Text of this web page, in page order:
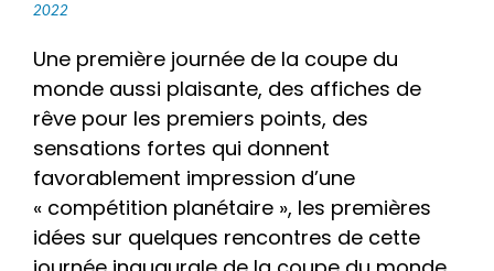
2022
Une première journée de la coupe du
monde aussi plaisante, des affiches de
rêve pour les premiers points, des
sensations fortes qui donnent
favorablement impression d’une
« compétition planétaire », les premières
idées sur quelques rencontres de cette